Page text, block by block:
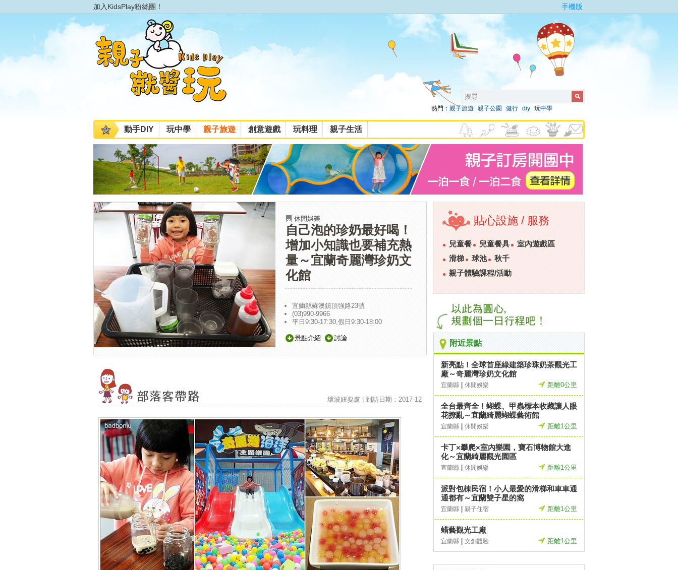
加入KidsPlay粉絲團！ 手機版
熱門： 親子旅遊 親子公園 健行 diy 玩中學
動手DIY 玩中學 親子旅遊 創意遊戲 玩料理 親子生活
休閒娛樂
自己泡的珍奶最好喝！
增加小知識也要補充熱
量～宜蘭奇麗灣珍奶文
化館
宜蘭縣蘇澳鎮頂強路23號
(03)990-9966
平日9:30-17:30,假日9:30-18:00
景點介紹 討論
壞波妞耍盧 | 到訪日期：2017-12
貼心設施 / 服務
兒童餐 兒童餐具
室內遊戲區
滑梯
球池
秋千
親子體驗課程/活動
附近景點
新亮點！全球首座綠建築珍珠奶茶觀光工
廠～奇麗灣珍奶文化館
宜蘭縣 休閒娛樂 距離0公里
全台最齊全！蝴蝶、甲蟲標本收藏讓人眼
花撩亂～宜蘭綺麗蝴蝶藝術館
宜蘭縣 休閒娛樂 距離1公里
卡丁×攀爬×室內樂園，寶石博物館大進
化～宜蘭綺麗觀光園區
宜蘭縣 休閒娛樂 距離1公里
派對包棟民宿！小人最愛的滑梯和車車通
通都有～宜蘭雙子星的窩
宜蘭縣 親子住宿 距離1公里
蜡藝觀光工廠
宜蘭縣 文創體驗 距離1公里